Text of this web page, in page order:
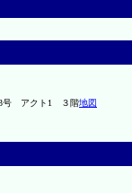
3号 アクト1 ３階地図